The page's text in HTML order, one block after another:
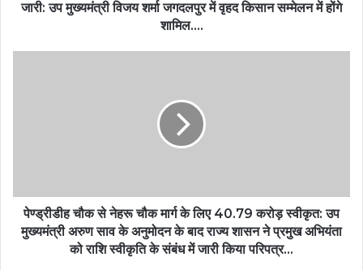
जारी: उप मुख्यमंत्री विजय शर्मा जगदलपुर में वृहद किसान सम्मेलन में होंगे
शामिल….
पेण्ड्रीडीह चौक से नेहरू चौक मार्ग के लिए 40.79 करोड़ स्वीकृत: उप
मुख्यमंत्री अरुण साव के अनुमोदन के बाद राज्य शासन ने प्रमुख अभियंता
को राशि स्वीकृति के संबंध में जारी किया परिपत्र…